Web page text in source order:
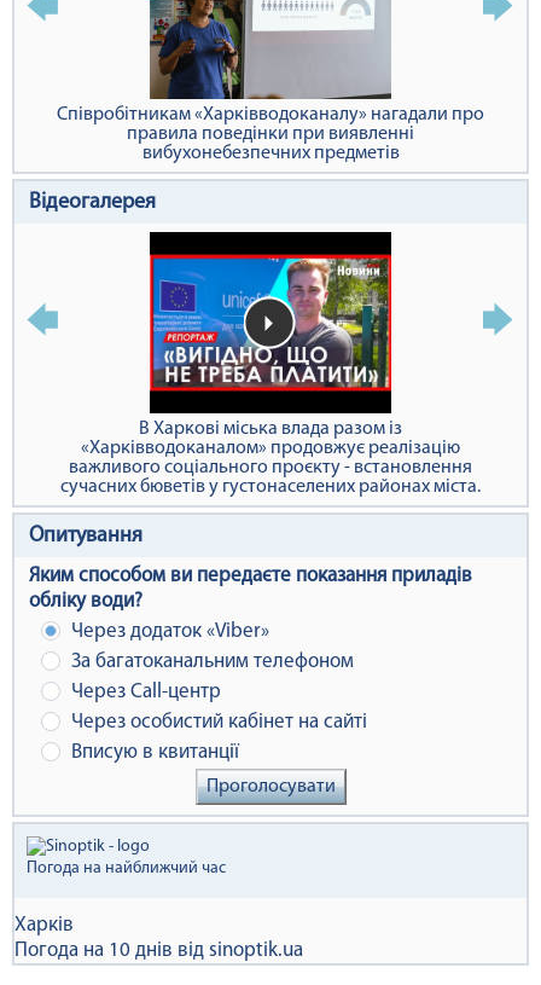
Співробітникам «Харківводоканалу» нагадали про
правила поведінки при виявленні
вибухонебезпечних предметів
Відеогалерея
В Харкові міська влада разом із
«Харківводоканалом» продовжує реалізацію
важливого соціального проєкту - встановлення
сучасних бюветів у густонаселених районах міста.
Опитування
Яким способом ви передаєте показання приладів
обліку води?
Через додаток «Viber»
За багатоканальним телефоном
Через Сall-центр
Через особистий кабінет на сайті
Вписую в квитанції
Проголосувати
Погода на найближчий час
Харків
Погода на 10 днів від sinoptik.ua